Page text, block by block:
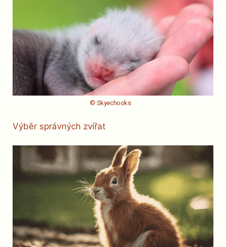
© Skyechooks
Výběr správných zvířat